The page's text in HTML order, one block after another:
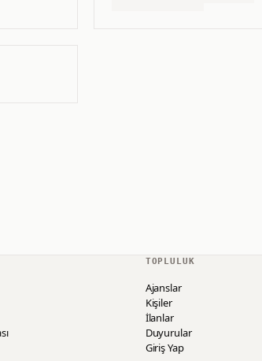
TOPLULUK
Ajanslar
Kişiler
İlanlar
Duyurular
Giriş Yap